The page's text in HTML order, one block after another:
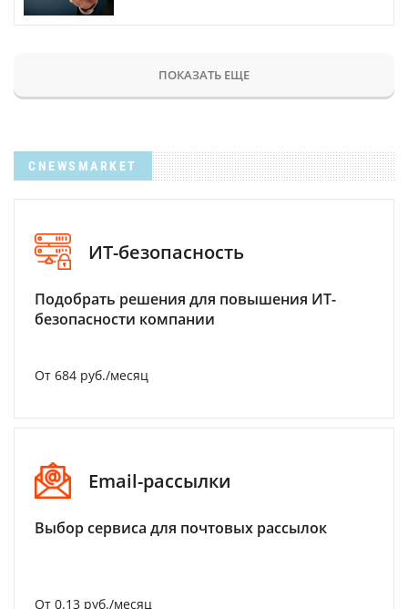
ПОКАЗАТЬ ЕЩЕ
CNEWSMARKET
ИТ-безопасность
Подобрать решения для повышения ИТ-
безопасности компании
От 684 руб./месяц
Email-рассылки
Выбор сервиса для почтовых рассылок
От 0.13 руб./месяц